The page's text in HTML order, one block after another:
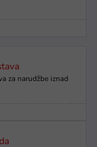
za narudžbe iznad